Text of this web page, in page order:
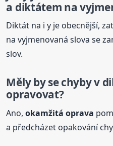
a diktátem na
Diktát na i y je obecnější,
na vyjmenovaná slova se
slov.
Měly by se chyby v
opravovat?
Ano,okamžitá oprava
a předcházet opakování